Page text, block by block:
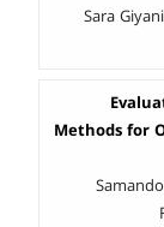
Sara
Methods for